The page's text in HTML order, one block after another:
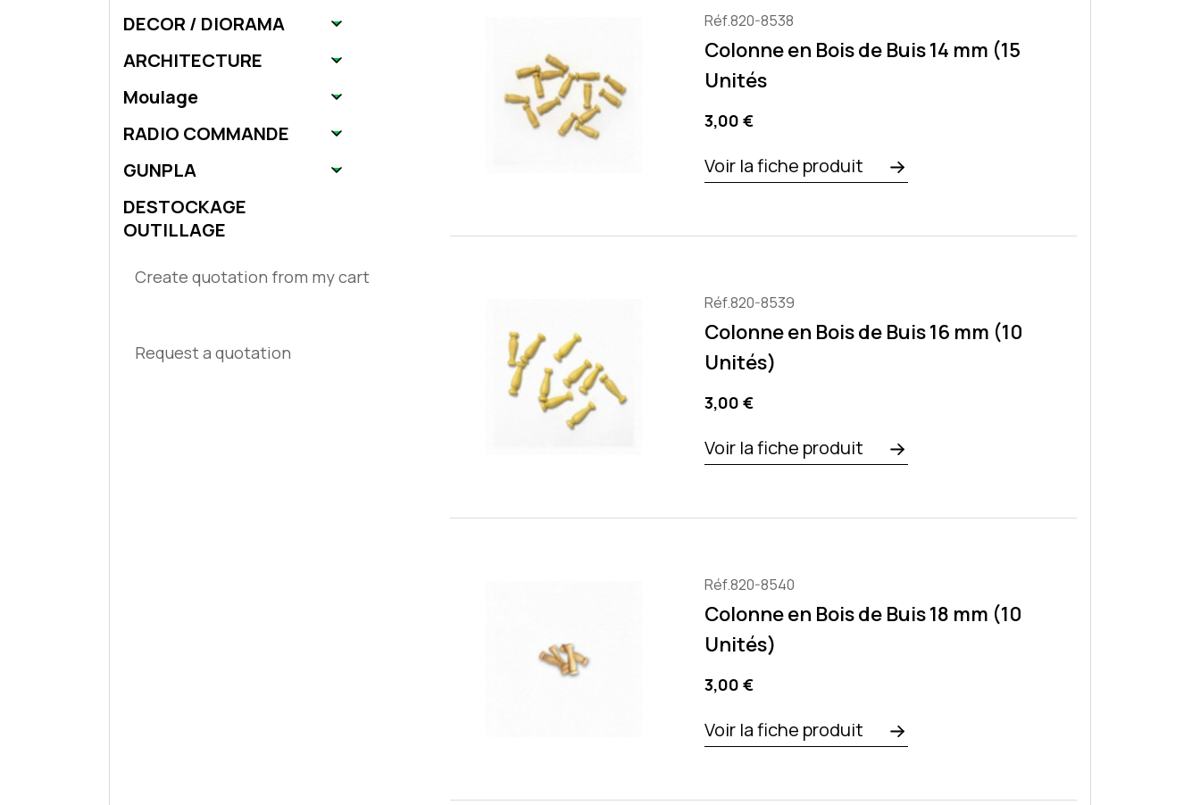
DECOR / DIORAMA
ARCHITECTURE
Moulage
RADIO COMMANDE
GUNPLA
DESTOCKAGE
OUTILLAGE
Create quotation from my cart
Request a quotation
Réf.820-8538
Colonne en Bois de Buis 14 mm (15
Unités
Precio
3,00 €
Voir la fiche produit
Réf.820-8539
Colonne en Bois de Buis 16 mm (10
Unités)
Precio
3,00 €
Voir la fiche produit
Réf.820-8540
Colonne en Bois de Buis 18 mm (10
Unités)
Precio
3,00 €
Voir la fiche produit